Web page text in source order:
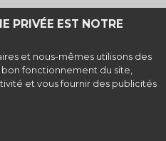
PRIVÉE EST NOTRE
et nous-mêmes utilisons des
fonctionnement du site,
et vous fournir des publicités